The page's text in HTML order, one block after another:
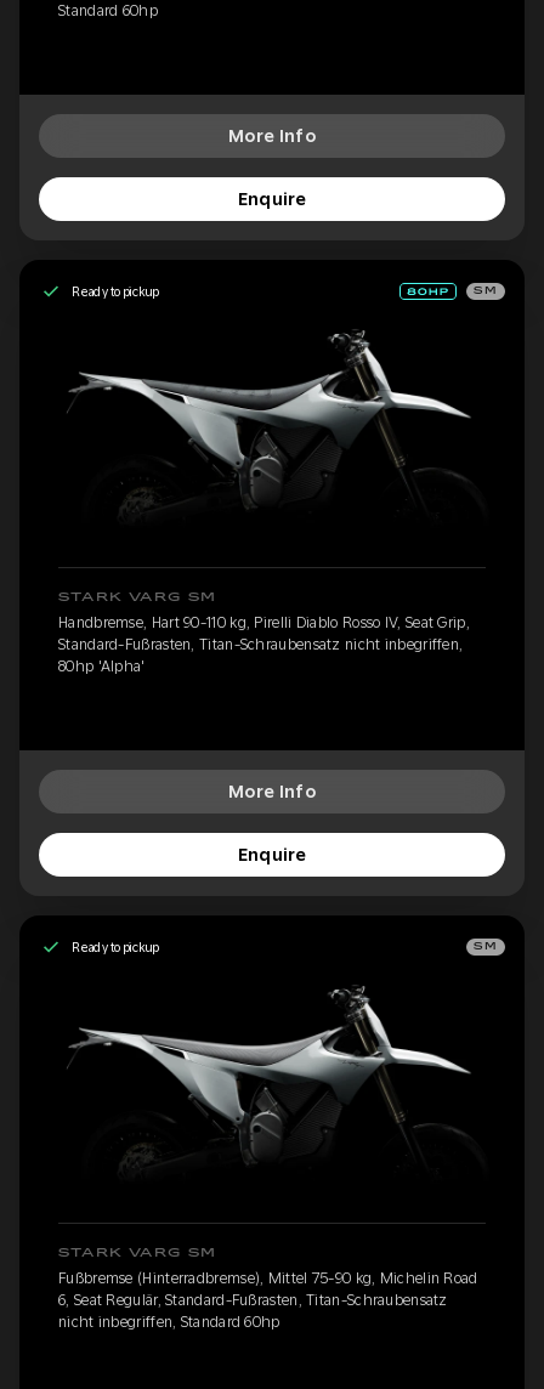
Standard 60hp
More Info
Enquire
Ready to pickup SM
STARK VARG SM
Handbremse, Hart 90-110 kg, Pirelli Diablo Rosso IV, Seat Grip,
Standard-Fußrasten, Titan-Schraubensatz nicht inbegriffen,
80hp 'Alpha'
More Info
Enquire
Ready to pickup SM
STARK VARG SM
Fußbremse (Hinterradbremse), Mittel 75-90 kg, Michelin Road
6, Seat Regulär, Standard-Fußrasten, Titan-Schraubensatz
nicht inbegriffen, Standard 60hp